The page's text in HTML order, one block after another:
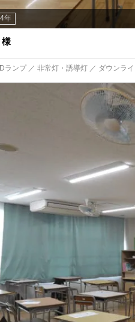
年
ランプ ／ 非常灯・誘導灯 ／ ダウンラ